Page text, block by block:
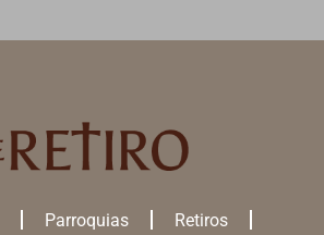
Parroquias Retiros